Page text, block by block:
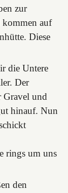
zur
kommen auf
Diese
die Untere
Der
Gravel und
hinauf. Nun
rings um uns
den